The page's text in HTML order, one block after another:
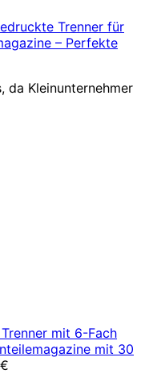
Trenner für
– Perfekte
da Kleinunternehmer
mit 6-Fach
mit 30
€